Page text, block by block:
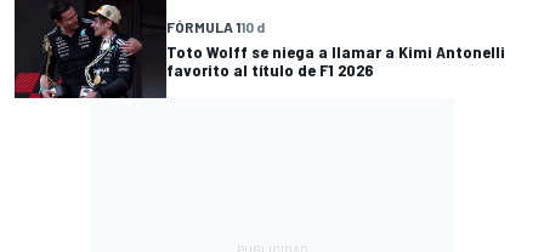
FÓRMULA 110 d
Toto Wolff se niega a llamar a Kimi Antonelli
favorito al título de F1 2026